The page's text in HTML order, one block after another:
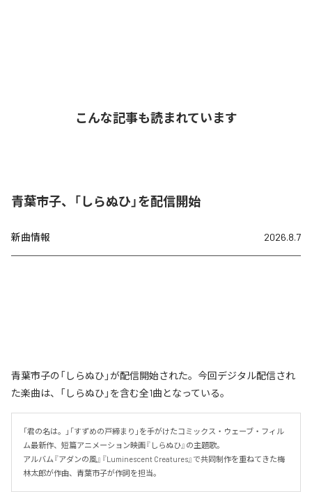
こんな記事も読まれています
青葉市子、「しらぬひ」を配信開始
新曲情報 2026.8.7
青葉市子の「しらぬひ」が配信開始された。今回デジタル配信され
た楽曲は、「しらぬひ」を含む全1曲となっている。
「君の名は。」「すずめの戸締まり」を手がけたコミックス・ウェーブ・フィル
ム最新作、短篇アニメーション映画『しらぬひ』の主題歌。
アルバム『アダンの風』『Luminescent Creatures』で共同制作を重ねてきた梅
林太郎が作曲、青葉市子が作詞を担当。